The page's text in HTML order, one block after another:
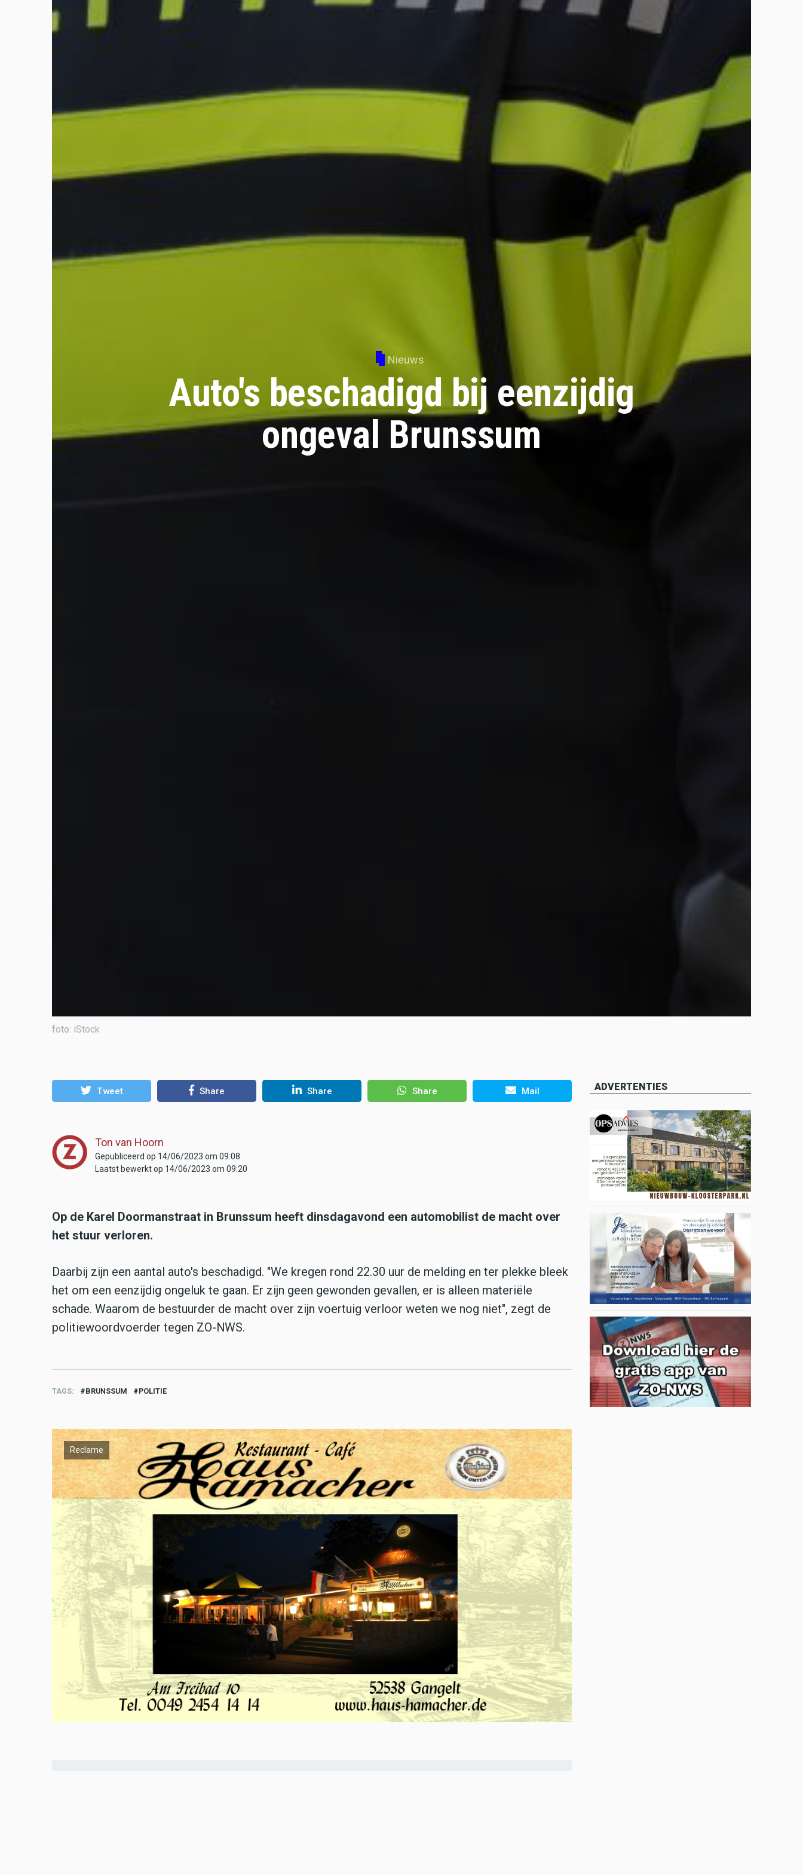
Nieuws
Auto's beschadigd bij eenzijdig
ongeval Brunssum
foto: iStock
Tweet Share Share Share Mail
Ton van Hoorn
Gepubliceerd op 14/06/2023 om 09:08
Laatst bewerkt op 14/06/2023 om 09:20
Op de Karel Doormanstraat in Brunssum heeft dinsdagavond een automobilist de macht over
het stuur verloren.
Daarbij zijn een aantal auto's beschadigd. "We kregen rond 22.30 uur de melding en ter plekke bleek
het om een eenzijdig ongeluk te gaan. Er zijn geen gewonden gevallen, er is alleen materiële
schade. Waarom de bestuurder de macht over zijn voertuig verloor weten we nog niet", zegt de
politiewoordvoerder tegen ZO-NWS.
TAGS BRUNSSUM POLITIE
Reclame
ADVERTENTIES